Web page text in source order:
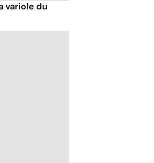
variole du